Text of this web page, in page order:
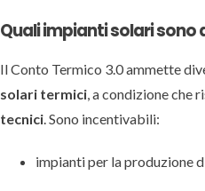
Quali impianti solari sono
Il Conto Termico 3.0 ammette
solari termici, a condizione che
tecnici. Sono incentivabili:
impianti per la produzione